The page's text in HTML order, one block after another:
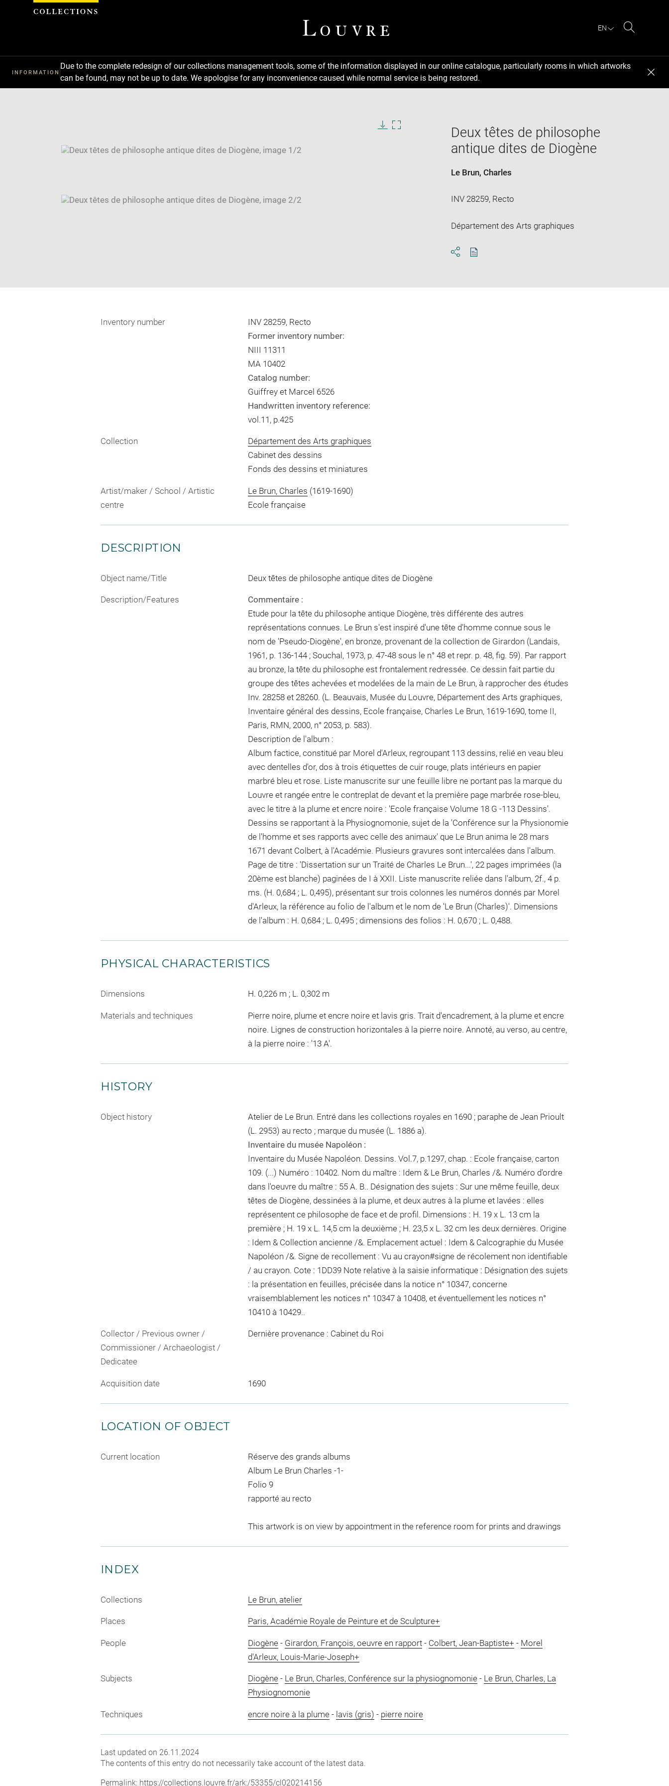
EN
INFORMATION
Due to the complete redesign of our collections management tools, some of the information displayed in our online catalogue, particularly rooms in which artworks
can be found, may not be up to date. We apologise for any inconvenience caused while normal service is being restored.
window
SKIP IMAGE CAROUSEL
Deux têtes de philosophe
antique dites de Diogène
Le Brun, Charles
INV 28259, Recto
Département des Arts graphiques
Inventory number
INV 28259, Recto
Former inventory number:
NIII 11311
MA 10402
Catalog number:
Guiffrey et Marcel 6526
Handwritten inventory reference:
vol.11, p.425
Collection
Département des Arts graphiques
Cabinet des dessins
Fonds des dessins et miniatures
Artist/maker / School / Artistic
centre
Le Brun, Charles (1619-1690)
Ecole française
DESCRIPTION
Object name/Title Deux têtes de philosophe antique dites de Diogène
Description/Features
Commentaire :
Etude pour la tête du philosophe antique Diogène, très différente des autres
représentations connues. Le Brun s'est inspiré d'une tête d'homme connue sous le
nom de 'Pseudo-Diogène', en bronze, provenant de la collection de Girardon (Landais,
1961, p. 136-144 ; Souchal, 1973, p. 47-48 sous le n° 48 et repr. p. 48, fig. 59). Par rapport
au bronze, la tête du philosophe est frontalement redressée. Ce dessin fait partie du
groupe des têtes achevées et modelées de la main de Le Brun, à rapprocher des études
Inv. 28258 et 28260. (L. Beauvais, Musée du Louvre, Département des Arts graphiques,
Inventaire général des dessins, Ecole française, Charles Le Brun, 1619-1690, tome II,
Paris, RMN, 2000, n° 2053, p. 583).
Description de l'album :
Album factice, constitué par Morel d'Arleux, regroupant 113 dessins, relié en veau bleu
avec dentelles d'or, dos à trois étiquettes de cuir rouge, plats intérieurs en papier
marbré bleu et rose. Liste manuscrite sur une feuille libre ne portant pas la marque du
Louvre et rangée entre le contreplat de devant et la première page marbrée rose-bleu,
avec le titre à la plume et encre noire : 'Ecole française Volume 18 G -113 Dessins'.
Dessins se rapportant à la Physiognomonie, sujet de la 'Conférence sur la Physionomie
de l'homme et ses rapports avec celle des animaux' que Le Brun anima le 28 mars
1671 devant Colbert, à l'Académie. Plusieurs gravures sont intercalées dans l'album.
Page de titre : 'Dissertation sur un Traité de Charles Le Brun...', 22 pages imprimées (la
20ème est blanche) paginées de I à XXII. Liste manuscrite reliée dans l'album, 2f., 4 p.
ms. (H. 0,684 ; L. 0,495), présentant sur trois colonnes les numéros donnés par Morel
d'Arleux, la référence au folio de l'album et le nom de 'Le Brun (Charles)'. Dimensions
de l'album : H. 0,684 ; L. 0,495 ; dimensions des folios : H. 0,670 ; L. 0,488.
PHYSICAL CHARACTERISTICS
Dimensions H. 0,226 m ; L. 0,302 m
Materials and techniques
Pierre noire, plume et encre noire et lavis gris. Trait d'encadrement, à la plume et encre
noire. Lignes de construction horizontales à la pierre noire. Annoté, au verso, au centre,
à la pierre noire : '13 A'.
HISTORY
Object history
Atelier de Le Brun. Entré dans les collections royales en 1690 ; paraphe de Jean Prioult
(L. 2953) au recto ; marque du musée (L. 1886 a).
Inventaire du musée Napoléon :
Inventaire du Musée Napoléon. Dessins. Vol.7, p.1297, chap. : Ecole française, carton
109. (...) Numéro : 10402. Nom du maître : Idem & Le Brun, Charles /&. Numéro d'ordre
dans l'oeuvre du maître : 55 A. B.. Désignation des sujets : Sur une même feuille, deux
têtes de Diogène, dessinées à la plume, et deux autres à la plume et lavées : elles
représentent ce philosophe de face et de profil. Dimensions : H. 19 x L. 13 cm la
première; H. 19 x L. 14,5 cm la deuxième; H. 23,5 x L. 32 cm les deux dernières. Origine
: Idem & Collection ancienne /&. Emplacement actuel : Idem & Calcographie du Musée
Napoléon /&. Signe de recollement : Vu au crayon#signe de récolement non identifiable
/ au crayon. Cote : 1DD39 Note relative à la saisie informatique : Désignation des sujets
: la présentation en feuilles, précisée dans la notice n° 10347, concerne
vraisemblablement les notices n° 10347 à 10408, et éventuellement les notices n°
10410 à 10429..
Collector / Previous owner /
Commissioner / Archaeologist /
Dedicatee
Dernière provenance : Cabinet du Roi
Acquisition date 1690
LOCATION OF OBJECT
Current location
Réserve des grands albums
Album Le Brun Charles -1-
Folio 9
rapporté au recto
This artwork is on view by appointment in the reference room for prints and drawings
INDEX
Collections Le Brun, atelier
Places Paris, Académie Royale de Peinture et de Sculpture+
People Diogène- Girardon, François, oeuvre en rapport- Colbert, Jean-Baptiste+ - Morel
d'Arleux, Louis-Marie-Joseph+
Subjects Diogène- Le Brun, Charles, Conférence sur la physiognomonie- Le Brun, Charles, La
Physiognomonie
Techniques encre noire à la plume- lavis (gris) - pierre noire
Last updated on 26.11.2024
The contents of this entry do not necessarily take account of the latest data.
Permalink: https://collections.louvre.fr/ark:/53355/cl020214156
Cookies management panel